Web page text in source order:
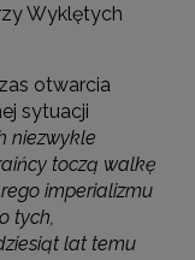
Wyklętych
otwarcia
sytuacji
niezwykle
toczą walkę
imperializmu
tych,
lat temu